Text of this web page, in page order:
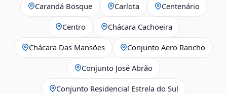
Carandá Bosque Carlota Centenário
Centro Chácara Cachoeira
Chácara Das Mansões Conjunto Aero Rancho
Conjunto José Abrão
Conjunto Residencial Estrela do Sul